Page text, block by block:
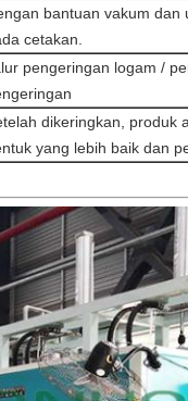
bantuan vakum
cetakan.
pengeringan logam /
dikeringkan, produk
yang lebih baik dan